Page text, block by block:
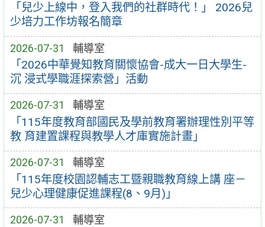
「兒少上線中，登入我們的社群時代！」 2026兒
少培力工作坊報名簡章
2026-07-31 輔導室
「2026中華覺知教育關懷協會-成大一日大學生-
沉 浸式學職涯探索營」活動
2026-07-31 輔導室
「115年度教育部國民及學前教育署辦理性別平等
教 育建置課程與教學人才庫實施計畫」
2026-07-31 輔導室
「115年度校園認輔志工暨親職教育線上講 座－
兒少心理健康促進課程(8、9月)」
2026-07-31 輔導室